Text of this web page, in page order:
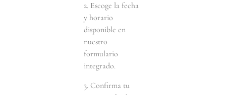
2. Escoge la fecha
y horario
disponible en
nuestro
formulario
integrado.
3. Confirma tu